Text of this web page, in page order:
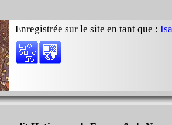
Enregistrée sur le site en tant que :